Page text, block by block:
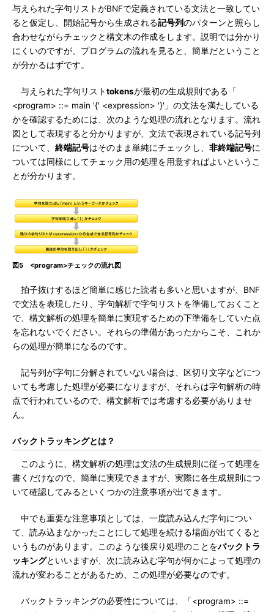
与えられた字句リストがBNFで定義されている文法と一致してい
ると仮定し、開始記号から生成される記号列のパターンと照らし
合わせながらチェックと構文木の作成をします。説明では分かり
にくいのですが、プログラムの流れを見ると、簡単だということ
が分かるはずです。
与えられた字句リストtokensが最初の生成規則である「
<program> ::= main '{' <expression> '}'」の文法を満たしている
かを確認するためには、次のような処理の流れとなります。流れ
図として表現すると分かりますが、文法で表現されている記号列
について、 終端記号はそのまま単純にチェックし、 非終端記号に
ついては同様にしてチェック用の処理を用意すればよいというこ
とが分かります。
図5 <program>チェックの流れ図
拍子抜けするほど簡単に感じた読者も多いと思いますが、BNF
で文法を表現したり、字句解析で字句リストを準備しておくこと
で、構文解析の処理を簡単に実現するための下準備をしていた点
を忘れないでください。それらの準備があったからこそ、これか
らの処理が簡単になるのです。
記号列が字句に分解されていない場合は、区切り文字などにつ
いても考慮した処理が必要になりますが、それらは字句解析の時
点で行われているので、構文解析では考慮する必要がありませ
ん。
バックトラッキングとは？
このように、構文解析の処理は文法の生成規則に従って処理を
書くだけなので、簡単に実現できますが、実際に各生成規則につ
いて確認してみるといくつかの注意事項が出てきます。
中でも重要な注意事項としては、一度読み込んだ字句につい
て、読み込まなかったことにして処理を続ける場面が出てくると
いうものがあります。このような後戻り処理のことをバックトラ
ッキングといいますが、次に読み込む字句が何かによって処理の
流れが変わることがあるため、この処理が必要なのです。
バックトラッキングの必要性については、「<program> ::=